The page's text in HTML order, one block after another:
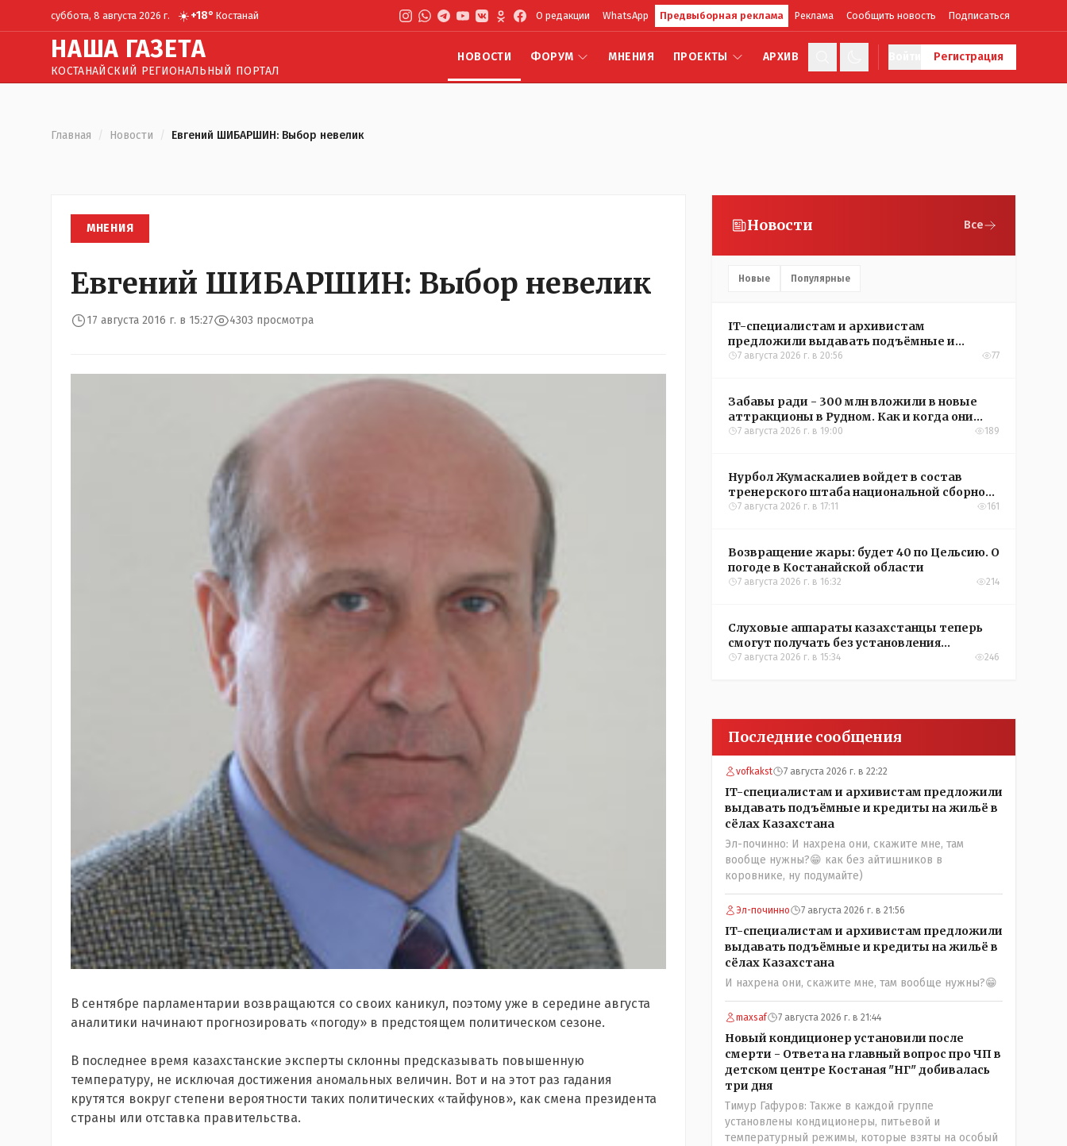
суббота, 8 августа 2026 г. ☀️+18° Костанай О редакции WhatsApp Предвыборная реклама Реклама Сообщить новость Подписаться
НАША ГАЗЕТА
КОСТАНАЙСКИЙ РЕГИОНАЛЬНЫЙ ПОРТАЛ
НОВОСТИ ФОРУМ МНЕНИЯ ПРОЕКТЫ АРХИВ Регистрация
Главная / Новости / Евгений ШИБАРШИН: Выбор невелик
МНЕНИЯ
Евгений ШИБАРШИН: Выбор невелик
17 августа 2016 г. в 15:27 4303 просмотра
В сентябре парламентарии возвращаются со своих каникул, поэтому уже в середине августа
аналитики начинают прогнозировать «погоду» в предстоящем политическом сезоне.
В последнее время казахстанские эксперты склонны предсказывать повышенную
температуру, не исключая достижения аномальных величин. Вот и на этот раз гадания
крутятся вокруг степени вероятности таких политических «тайфунов», как смена президента
страны или отставка правительства.
Новости Все
Новые Популярные
IT-специалистам и архивистам
предложили выдавать подъёмные и
кредиты на жильё в сёлах Казахстана
7 августа 2026 г. в 20:56 77
Забавы ради - 300 млн вложили в новые
аттракционы в Рудном. Как и когда они
окупятся?
7 августа 2026 г. в 19:00 189
Нурбол Жумаскалиев войдет в состав
тренерского штаба национальной сборной
Казахстана по футболу
7 августа 2026 г. в 17:11 161
Возвращение жары: будет 40 по Цельсию. О
погоде в Костанайской области
7 августа 2026 г. в 16:32 214
Слуховые аппараты казахстанцы теперь
смогут получать без установления
инвалидности
7 августа 2026 г. в 15:34 246
Последние сообщения
vofkakst 7 августа 2026 г. в 22:22
IT-специалистам и архивистам предложили
выдавать подъёмные и кредиты на жильё в
сёлах Казахстана
Эл-починно: И нахрена они, скажите мне, там
вообще нужны?😁 как без айтишников в
коровнике, ну подумайте)
Эл-починно 7 августа 2026 г. в 21:56
IT-специалистам и архивистам предложили
выдавать подъёмные и кредиты на жильё в
сёлах Казахстана
И нахрена они, скажите мне, там вообще нужны?😁
maxsaf 7 августа 2026 г. в 21:44
Новый кондиционер установили после
смерти - Ответа на главный вопрос про ЧП в
детском центре Костаная "НГ" добивалась
три дня
Тимур Гафуров: Также в каждой группе
установлены кондиционеры, питьевой и
температурный режимы, которые взяты на особый